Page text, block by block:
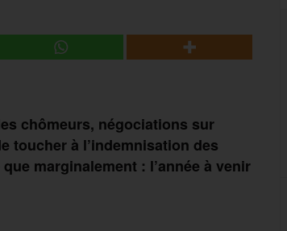
chômeurs, négociations sur
toucher à l’indemnisation des
marginalement : l’année à venir